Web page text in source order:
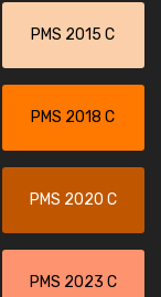
PMS 2015 C
PMS 2018 C
PMS 2020 C
PMS 2023 C